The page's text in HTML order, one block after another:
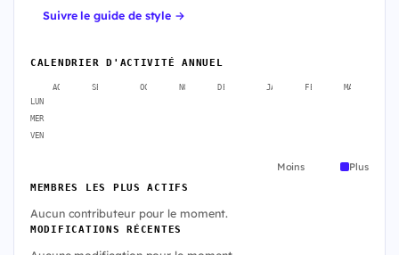
Suivre le guide de style →
CALENDRIER D'ACTIVITÉ ANNUEL
AOÛT SEPT. OCT. NOV. DÉC. JANV. FÉVR. MARS
LUN
MER
VEN
Moins Plus
MEMBRES LES PLUS ACTIFS
Aucun contributeur pour le moment.
MODIFICATIONS RÉCENTES